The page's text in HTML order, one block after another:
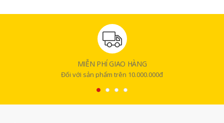
MIỄN PHÍ GIAO HÀNG
Đối với sản phẩm trên 10.000.000đ